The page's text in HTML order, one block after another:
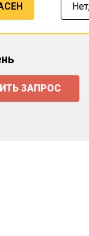
ЗАПРОС